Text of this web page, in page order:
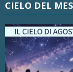
CIELO DEL